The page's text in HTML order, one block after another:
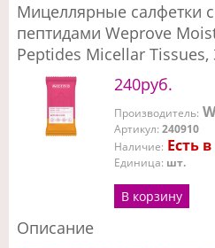
Мицеллярные салфетки
пептидами Weprove
Peptides Micellar Tissues,
240руб.
Производитель:
Артикул: 240910
Наличие: Есть
Единица: шт.
В корзину
Описание